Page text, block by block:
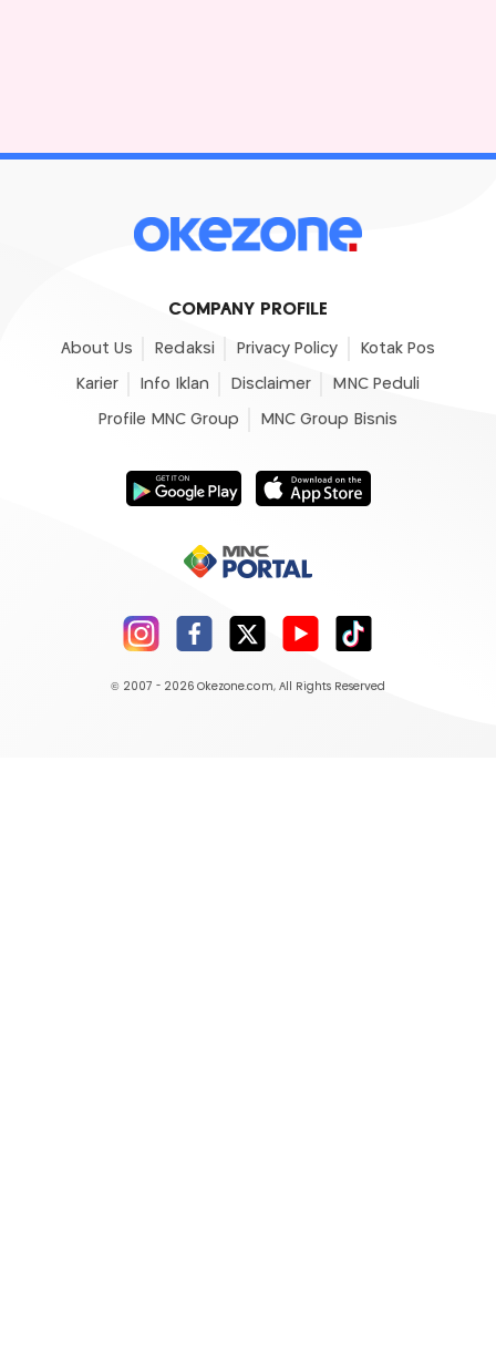
COMPANY PROFILE
About Us Redaksi Privacy Policy Kotak Pos
Karier Info Iklan Disclaimer MNC Peduli
Profile MNC Group MNC Group Bisnis
© 2007 - 2026 Okezone.com, All Rights Reserved